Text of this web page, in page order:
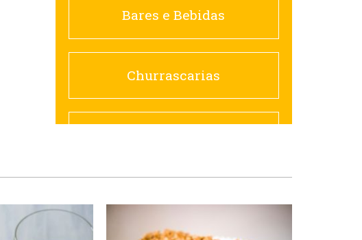
Comida saudável
Contemporânea
Bares e Bebidas
Churrascarias